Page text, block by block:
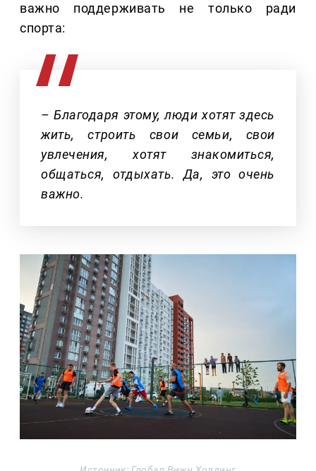
важно поддерживать не только ради
спорта:
– Благодаря этому, люди хотят здесь
жить, строить свои семьи, свои
увлечения, хотят знакомиться,
общаться, отдыхать. Да, это очень
важно.